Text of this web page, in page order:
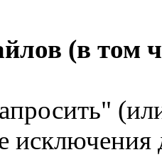
(в том